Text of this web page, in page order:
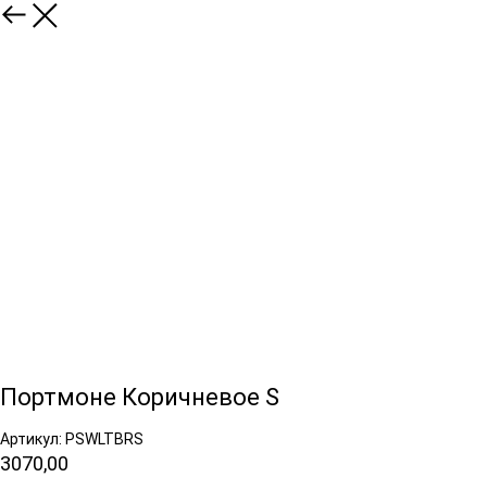
Портмоне Коричневое S
Артикул: PSWLTBRS
3070,00